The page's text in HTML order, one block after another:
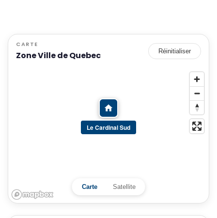
CARTE
Zone Ville de Quebec Réinitialiser
Le Cardinal Sud
Carte Satellite